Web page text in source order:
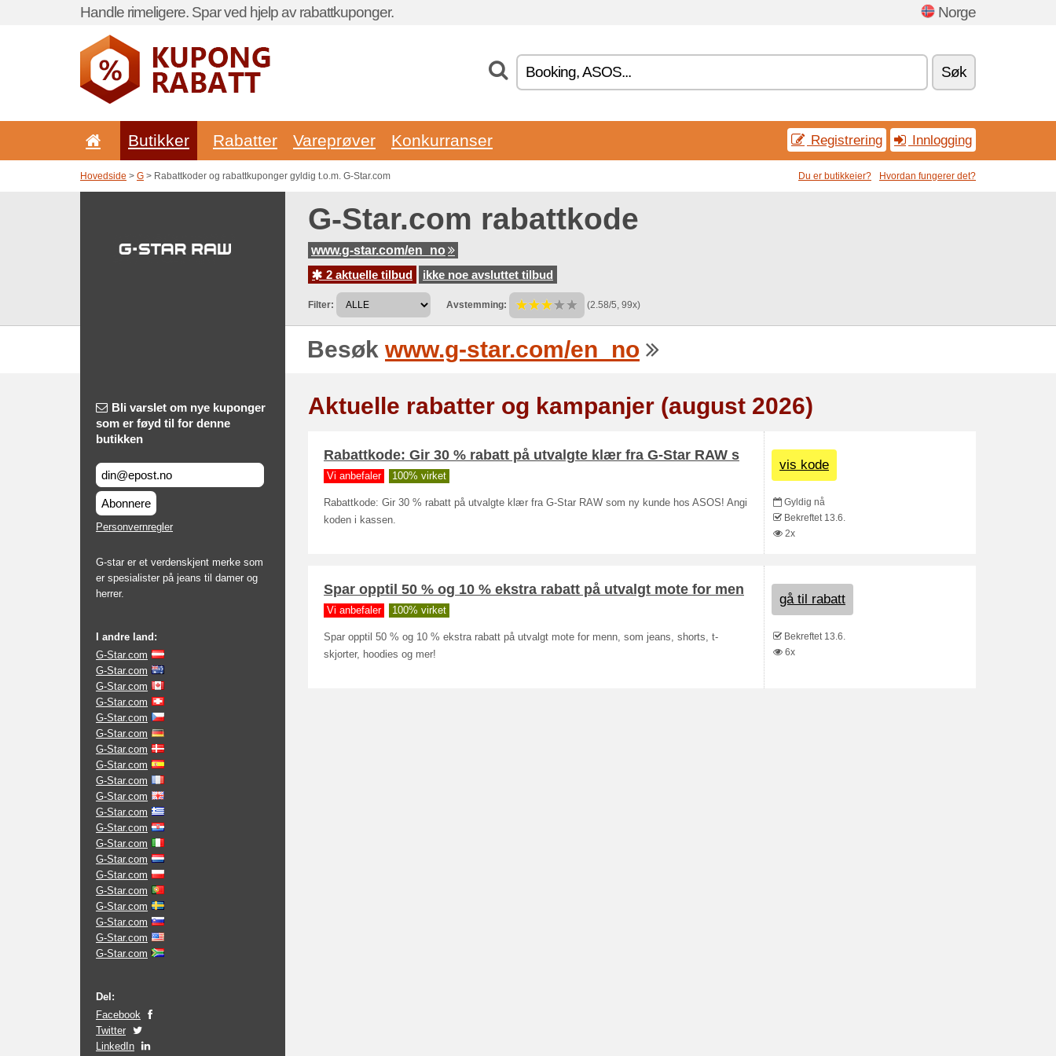
Handle rimeligere. Spar ved hjelp av rabattkuponger. Norge
Søk
Butikker Rabatter Vareprøver Konkurranser Registrering Innlogging
Hovedside > G > Rabattkoder og rabattkuponger gyldig t.o.m. G-Star.com Du er butikkeier? Hvordan fungerer det?
G-Star.com rabattkode
www.g-star.com/en_no
2 aktuelle tilbud
ikke noe avsluttet tilbud
Filter: Avstemming: (2.58/5, 99x)
Besøk www.g-star.com/en_no
Bli varslet om nye kuponger
som er føyd til for denne
butikken
Abonnere
Personvernregler
G-star er et verdenskjent merke som
er spesialister på jeans til damer og
herrer.
I andre land:
G-Star.com
G-Star.com
G-Star.com
G-Star.com
G-Star.com
G-Star.com
G-Star.com
G-Star.com
G-Star.com
G-Star.com
G-Star.com
G-Star.com
G-Star.com
G-Star.com
G-Star.com
G-Star.com
G-Star.com
G-Star.com
G-Star.com
G-Star.com
Del:
Facebook
Twitter
LinkedIn
Aktuelle rabatter og kampanjer (august 2026)
Rabattkode: Gir 30 % rabatt på utvalgte klær fra G-Star RAW s
Vi anbefaler 100% virket
Rabattkode: Gir 30 % rabatt på utvalgte klær fra G-Star RAW som ny kunde hos ASOS! Angi
koden i kassen.
vis kode
Gyldig nå
Bekreftet 13.6.
2x
Spar opptil 50 % og 10 % ekstra rabatt på utvalgt mote for men
Vi anbefaler 100% virket
Spar opptil 50 % og 10 % ekstra rabatt på utvalgt mote for menn, som jeans, shorts, t-
skjorter, hoodies og mer!
gå til rabatt
Bekreftet 13.6.
6x